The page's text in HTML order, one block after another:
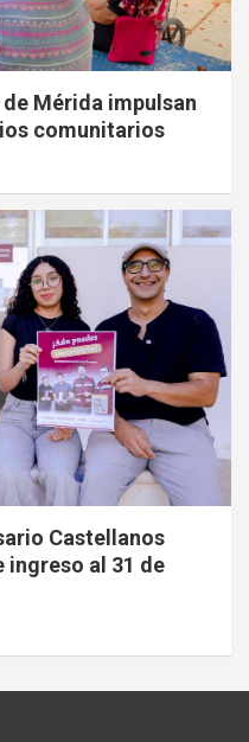
Mérida impulsan
comunitarios
Castellanos
al 31 de